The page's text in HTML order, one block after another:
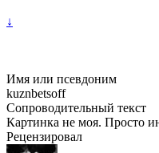
↓
Имя или псевдоним
kuznbetsoff
Сопроводительный текст
Картинка не моя. Просто
Рецензировал